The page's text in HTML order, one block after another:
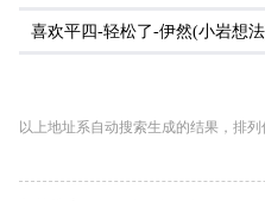
喜欢平四-轻松了-伊然(小岩想
以上地址系自动搜索生成的结果，排